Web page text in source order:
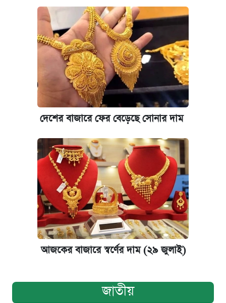
দেশের বাজারে ফের বেড়েছে সোনার দাম
আজকের বাজারে স্বর্ণের দাম (২৯ জুলাই)
জাতীয়